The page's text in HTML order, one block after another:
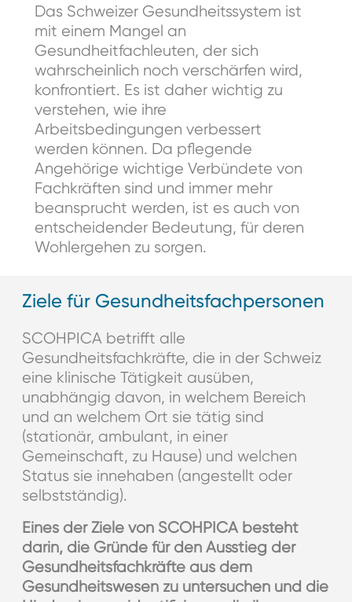
Das Schweizer Gesundheitssystem ist
mit einem Mangel an
Gesundheitfachleuten, der sich
wahrscheinlich noch verschärfen wird,
konfrontiert. Es ist daher wichtig zu
verstehen, wie ihre
Arbeitsbedingungen verbessert
werden können. Da pflegende
Angehörige wichtige Verbündete von
Fachkräften sind und immer mehr
beansprucht werden, ist es auch von
entscheidender Bedeutung, für deren
Wohlergehen zu sorgen.
Ziele für Gesundheitsfachpersonen
SCOHPICA betrifft alle
Gesundheitsfachkräfte, die in der Schweiz
eine klinische Tätigkeit ausüben,
unabhängig davon, in welchem Bereich
und an welchem Ort sie tätig sind
(stationär, ambulant, in einer
Gemeinschaft, zu Hause) und welchen
Status sie innehaben (angestellt oder
selbstständig).
Eines der Ziele von SCOHPICA besteht
darin, die Gründe für den Ausstieg der
Gesundheitsfachkräfte aus dem
Gesundheitswesen zu untersuchen und die